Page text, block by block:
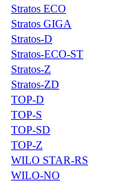
Stratos ECO
Stratos GIGA
Stratos-D
Stratos-ECO-ST
Stratos-Z
Stratos-ZD
TOP-D
TOP-S
TOP-SD
TOP-Z
WILO STAR-RS
WILO-NO